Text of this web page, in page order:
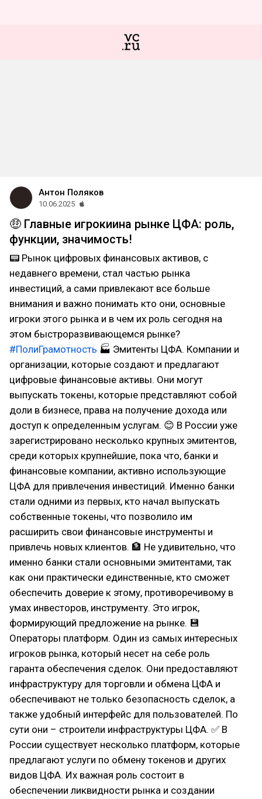
Антон Поляков
10.06.2025
🤑 Главные игрокиина рынке ЦФА: роль,
функции, значимость!
📟 Рынок цифровых финансовых активов, с
недавнего времени, стал частью рынка
инвестиций, а сами привлекают все больше
внимания и важно понимать кто они, основные
игроки этого рынка и в чем их роль сегодня на
этом быстроразвивающемся рынке?
#ПолиГрамотность 🏭 Эмитенты ЦФА. Компании и
организации, которые создают и предлагают
цифровые финансовые активы. Они могут
выпускать токены, которые представляют собой
доли в бизнесе, права на получение дохода или
доступ к определенным услугам. 😊 В России уже
зарегистрировано несколько крупных эмитентов,
среди которых крупнейшие, пока что, банки и
финансовые компании, активно использующие
ЦФА для привлечения инвестиций. Именно банки
стали одними из первых, кто начал выпускать
собственные токены, что позволило им
расширить свои финансовые инструменты и
привлечь новых клиентов. 🏦 Не удивительно, что
именно банки стали основными эмитентами, так
как они практически единственные, кто сможет
обеспечить доверие к этому, противоречивому в
умах инвесторов, инструменту. Это игрок,
формирующий предложение на рынке. 💾
Операторы платформ. Один из самых интересных
игроков рынка, который несет на себе роль
гаранта обеспечения сделок. Они предоставляют
инфраструктуру для торговли и обмена ЦФА и
обеспечивают не только безопасность сделок, а
также удобный интерфейс для пользователей. По
сути они – строители инфраструктуры ЦФА. ✅ В
России существует несколько платформ, которые
предлагают услуги по обмену токенов и других
видов ЦФА. Их важная роль состоит в
обеспечении ликвидности рынка и создании